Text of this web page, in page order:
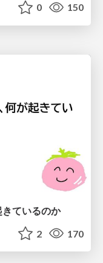
0 150
ているのか
2 170